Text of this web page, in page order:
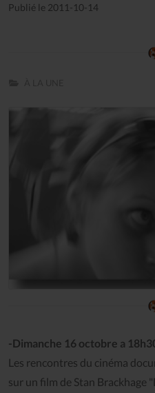
Publié le 2011-10-14
-Dimanche 16 octobre a
Les rencontres du cinéma
sur un film de Stan Brackhage